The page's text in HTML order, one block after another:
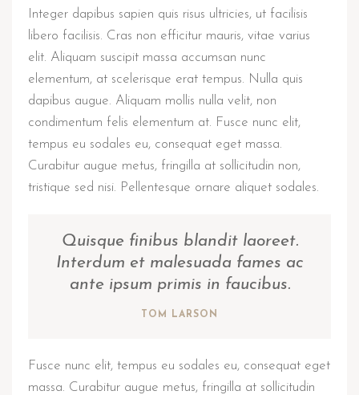
Integer dapibus sapien quis risus ultricies, ut facilisis
libero facilisis. Cras non efficitur mauris, vitae varius
elit. Aliquam suscipit massa accumsan nunc
elementum, at scelerisque erat tempus. Nulla quis
dapibus augue. Aliquam mollis nulla velit, non
condimentum felis elementum at. Fusce nunc elit,
tempus eu sodales eu, consequat eget massa.
Curabitur augue metus, fringilla at sollicitudin non,
tristique sed nisi. Pellentesque ornare aliquet sodales.
Quisque finibus blandit laoreet.
Interdum et malesuada fames ac
ante ipsum primis in faucibus.
TOM LARSON
Fusce nunc elit, tempus eu sodales eu, consequat eget
massa. Curabitur augue metus, fringilla at sollicitudin